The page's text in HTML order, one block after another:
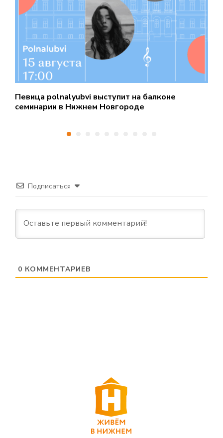
Певица polnalyubvi выступит на балконе
семинарии в Нижнем Новгороде
Подписаться
0 КОММЕНТАРИЕВ